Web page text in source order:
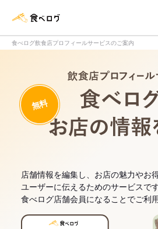
食べログ飲食店プロフィールサービスのご案内
無料
店舗情報を編集し、お店の魅力やお
ユーザーに伝えるためのサービスです
食べログ店舗会員になることでご利